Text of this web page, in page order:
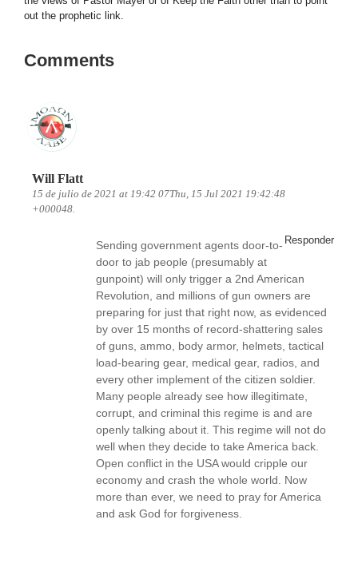
out the prophetic link.
Comments
Will Flatt
15 de julio de 2021 at 19:42 07Thu, 15 Jul 2021 19:42:48
+000048.
Responder
Sending government agents door-to-
door to jab people (presumably at
gunpoint) will only trigger a 2nd American
Revolution, and millions of gun owners are
preparing for just that right now, as evidenced
by over 15 months of record-shattering sales
of guns, ammo, body armor, helmets, tactical
load-bearing gear, medical gear, radios, and
every other implement of the citizen soldier.
Many people already see how illegitimate,
corrupt, and criminal this regime is and are
openly talking about it. This regime will not do
well when they decide to take America back.
Open conflict in the USA would cripple our
economy and crash the whole world. Now
more than ever, we need to pray for America
and ask God for forgiveness.